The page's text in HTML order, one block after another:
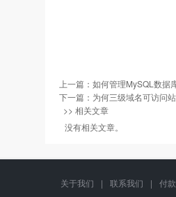
上一篇： 如何管理MySQL数据
下一篇： 为何三级域名可访问
>> 相关文章
没有相关文章。
关于我们 | 联系我们 |
付